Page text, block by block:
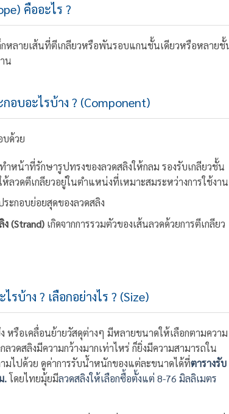
คืออะไร ?
หลายเส้นที่ตีเกลียวหรือพันรอบแกนชั้นเดียวหรือหลาย
น
อบอะไรบ้าง ? (Component)
บด้วย
ำหน้าที่รักษารูปทรงของลวดสลิงให้กลม รองรับเกลียวชั้น
ลวดตีเกลียวอยู่ในตำแหน่งที่เหมาะสมระหว่างการใช้งาน
ะกอบย่อยสุดของลวดสลิง
(Strand)เกิดจากการรวมตัวของเส้นลวดด้วยการตีเกลียว
รบ้าง ? เลือกอย่างไร ? (Size)
หรือเคลื่อนย้ายวัสดุต่างๆ มีหลายขนาดให้เลือกตามความ
วดสลิงมีความกว้างมากเท่าไหร่ ก็ยิ่งมีความสามารถใน
มไปด้วย ดูค่าการรับน้ำหนักของแต่ละขนาดได้ที่ตารางรับ
.โดยไทยมุ้ยมีลวดสลิงให้เลือกซื้อตั้งแต่ 8-76 มิลลิเมตร